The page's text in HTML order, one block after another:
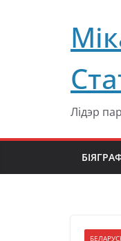
содержимому
Лідэр